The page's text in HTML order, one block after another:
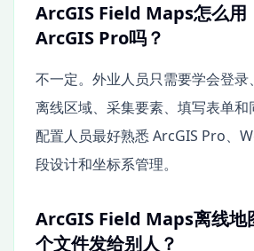
ArcGIS Field Maps怎么用
ArcGIS Pro吗？
不一定。外业人员只需要学会登录
离线区域、采集要素、填写表单和
配置人员最好熟悉 ArcGIS Pro、
段设计和坐标系管理。
ArcGIS Field Maps离线地
个文件发给别人？